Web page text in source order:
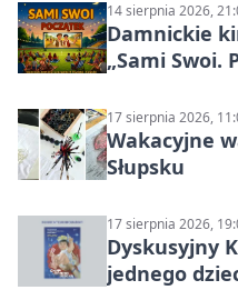
14 sierpnia 2026,
Damnickie
„Sami Swoi.
17 sierpnia 2026,
Wakacyjne
Słupsku
17 sierpnia 2026,
Dyskusyjny
jednego